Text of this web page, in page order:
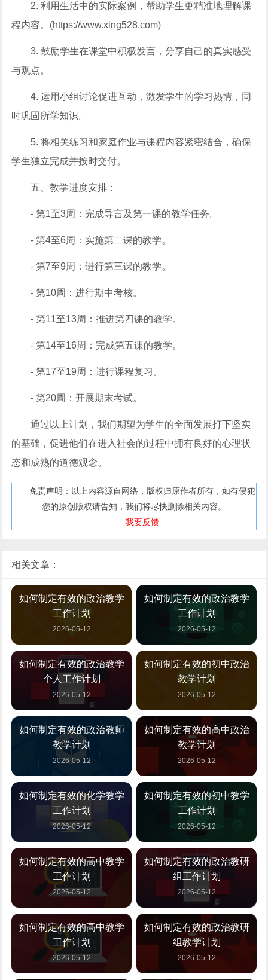
2. 利用生活中的实际案例，帮助学生更精准地理解课
程内容。(https://www.xing528.com)
3. 鼓励学生在课堂中积极发言，分享自己的真实感受
与观点。
4. 运用小组讨论促进互动，激发学生的学习热情，同
时巩固所学知识。
5. 将相关练习和家庭作业与课程内容紧密结合，确保
学生独立完成并按时交付。
五、教学进度安排：
- 第1至3周：完成导言及第一课的教学任务。
- 第4至6周：实施第二课的教学。
- 第7至9周：进行第三课的教学。
- 第10周：进行期中考核。
- 第11至13周：推进第四课的教学。
- 第14至16周：完成第五课的教学。
- 第17至19周：进行课程复习。
- 第20周：开展期末考试。
通过以上计划，我们期望为学生的全面发展打下坚实
的基础，促进他们在进入社会的过程中拥有良好的心理状
态和成熟的道德观念。
免责声明：以上内容源自网络，版权归原作者所有，如有侵犯
您的原创版权请告知，我们将尽快删除相关内容。
我要反馈
相关文章：
如何制定有效的政治教学
工作计划
2026-05-12
如何制定有效的政治教学
工作计划
2026-05-12
如何制定有效的政治教学
个人工作计划
2026-05-12
如何制定有效的初中政治
教学计划
2026-05-12
如何制定有效的政治教师
教学计划
2026-05-12
如何制定有效的高中政治
教学计划
2026-05-12
如何制定有效的化学教学
工作计划
2026-05-12
如何制定有效的初中教学
工作计划
2026-05-12
如何制定有效的高中教学
工作计划
2026-05-12
如何制定有效的政治教研
组工作计划
2026-05-12
如何制定有效的高中教学
工作计划
2026-05-12
如何制定有效的政治教研
组教学计划
2026-05-12